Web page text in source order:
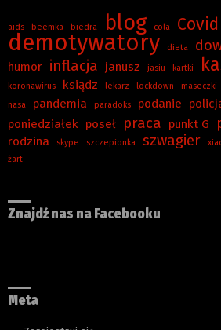
aids beemka biedra blog cola Covid
demotywatory dieta
humor inflacja janusz jasiu kartki
koronawirus ksiądz lekarz lockdown maseczki
nasa pandemia paradoks podanie
poniedziałek poseł praca punkt G
rodzina skype szczepionka szwagier
żart
Znajdź nas na Facebooku
Meta